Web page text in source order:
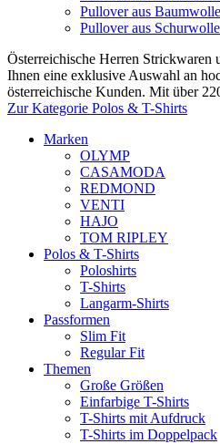
Pullover aus Baumwolle
Pullover aus Schurwolle
Österreichische Herren Strickwaren
Ihnen eine exklusive Auswahl an
österreichische Kunden. Mit über
Zur Kategorie Polos & T-Shirts
Marken
OLYMP
CASAMODA
REDMOND
VENTI
HAJO
TOM RIPLEY
Polos & T-Shirts
Poloshirts
T-Shirts
Langarm-Shirts
Passformen
Slim Fit
Regular Fit
Themen
Große Größen
Einfarbige T-Shirts
T-Shirts mit Aufdruck
T-Shirts im Doppelpack